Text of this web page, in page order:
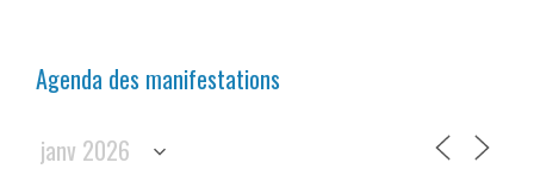
Agenda des manifestations